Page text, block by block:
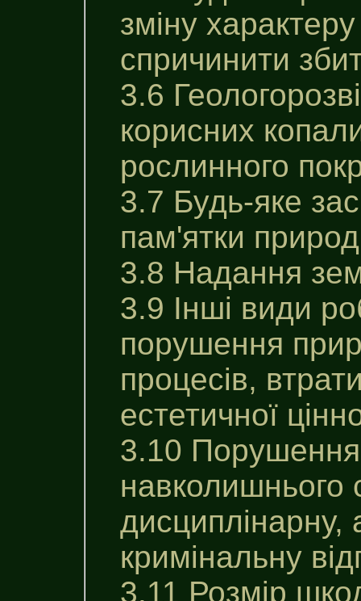
зміну
спричинити
3.6
корисних
рослинного
3.7 Будь-яке
пам'ятки
3.8 Надання
3.9 Інші види
порушення
процесів,
естетичної
3.10
навколишнього
дисциплінарну,
кримінальну
3.11 Розмір